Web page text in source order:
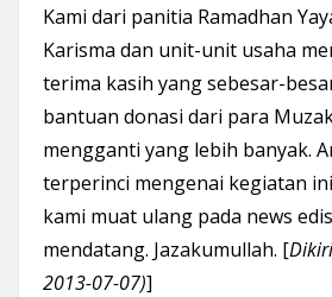
Kami dari panitia Ramadhan
Karisma dan unit-unit usaha
terima kasih yang sebesar-
bantuan donasi dari para
mengganti yang lebih banyak.
terperinci mengenai kegiatan
kami muat ulang pada news
mendatang. Jazakumullah. [
2013-07-07)]